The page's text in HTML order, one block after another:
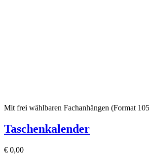
Mit frei wählbaren Fachanhängen (Format
Taschenkalender
€ 0,00